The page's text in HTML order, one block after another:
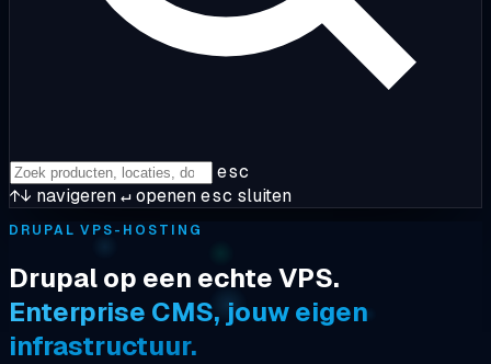
esc
↑↓ navigeren↵openenesc sluiten
DRUPAL VPS-HOSTING
Drupal op een echte VPS.
Enterprise CMS, jouw eigen
infrastructuur.